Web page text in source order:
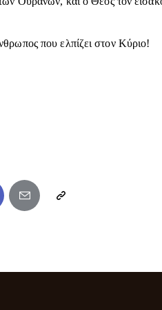
που ελπίζει στον Κύριο!